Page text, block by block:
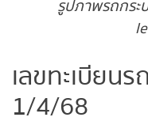
หวยหุ้นนิเคอิ เช้า
หวยหุ้นนิเคอิ บ่าย
รูปภาพรถกระ
เลขทะเบียน